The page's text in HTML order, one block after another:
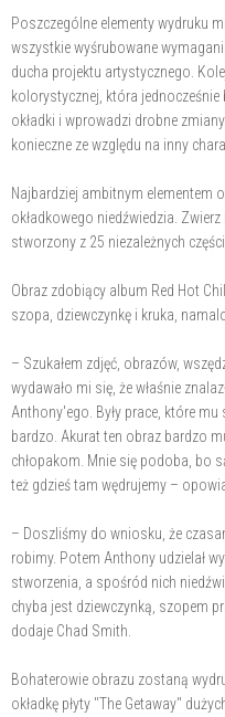
Poszczególne elementy wydruku
wszystkie wyśrubowane
ducha projektu artystycznego.
kolorystycznej, która
okładki i wprowadzi drobne
konieczne ze względu na inny
Najbardziej ambitnym elementem
okładkowego niedźwiedzia.
stworzony z 25 niezależnych części.
Obraz zdobiący album Red Hot
szopa, dziewczynkę i kruka,
– Szukałem zdjęć, obrazów,
wydawało mi się, że właśnie
Anthony'ego. Były prace, które mu
bardzo. Akurat ten obraz bardzo
chłopakom. Mnie się podoba, bo
też gdzieś tam wędrujemy –
– Doszliśmy do wniosku, że
robimy. Potem Anthony udzielał
stworzenia, a spośród nich
chyba jest dziewczynką, szopem
dodaje Chad Smith.
Bohaterowie obrazu zostaną
okładkę płyty "The Getaway"